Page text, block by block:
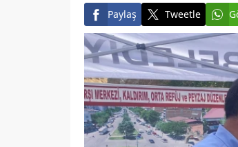
Paylaş Tweetle